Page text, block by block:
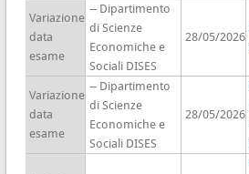
Variazione
data
esame
-- Dipartimento
di Scienze
Economiche e
Sociali DISES
28/05/2026
Variazione
data
esame
-- Dipartimento
di Scienze
Economiche e
Sociali DISES
28/05/2026